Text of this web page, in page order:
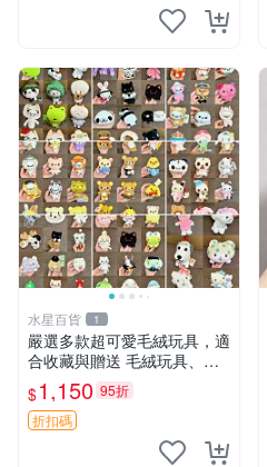
水星百貨 1
嚴選多款超可愛毛絨玩具，適
合收藏與贈送 毛絨玩具、抱
枕、公仔
$1,150 95折
折扣碼